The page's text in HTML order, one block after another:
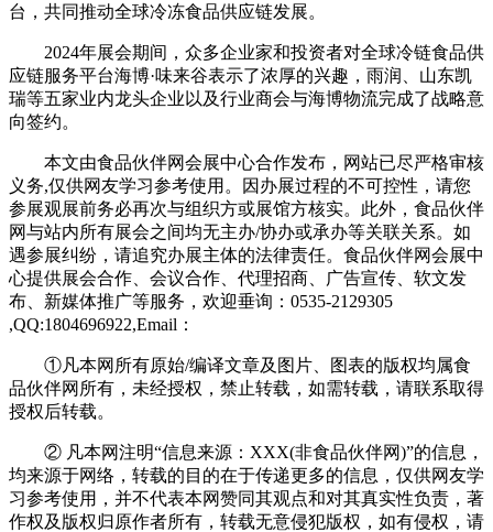
台，共同推动全球冷冻食品供应链发展。
2024年展会期间，众多企业家和投资者对全球冷链食品供
应链服务平台海博·味来谷表示了浓厚的兴趣，雨润、山东凯
瑞等五家业内龙头企业以及行业商会与海博物流完成了战略意
向签约。
本文由食品伙伴网会展中心合作发布，网站已尽严格审核
义务,仅供网友学习参考使用。因办展过程的不可控性，请您
参展观展前务必再次与组织方或展馆方核实。此外，食品伙伴
网与站内所有展会之间均无主办/协办或承办等关联关系。如
遇参展纠纷，请追究办展主体的法律责任。食品伙伴网会展中
心提供展会合作、会议合作、代理招商、广告宣传、软文发
布、新媒体推广等服务，欢迎垂询：0535-2129305
,QQ:1804696922,Email：
①凡本网所有原始/编译文章及图片、图表的版权均属食
品伙伴网所有，未经授权，禁止转载，如需转载，请联系取得
授权后转载。
② 凡本网注明“信息来源：XXX(非食品伙伴网)”的信息，
均来源于网络，转载的目的在于传递更多的信息，仅供网友学
习参考使用，并不代表本网赞同其观点和对其真实性负责，著
作权及版权归原作者所有，转载无意侵犯版权，如有侵权，请